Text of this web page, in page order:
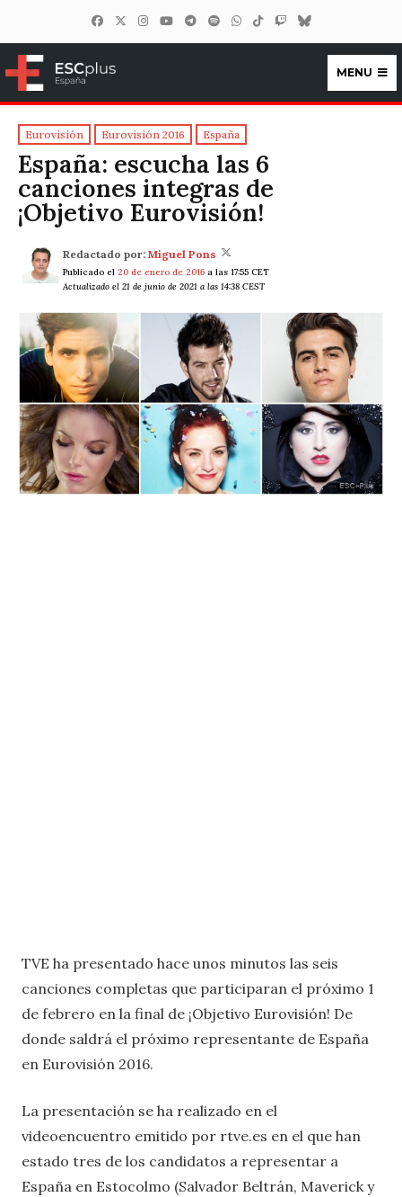
ESCplus España
MENU
Eurovisión Eurovisión 2016 España
España: escucha las 6
canciones integras de
¡Objetivo Eurovisión!
Redactado por: Miguel Pons
Publicado el 20 de enero de 2016 a las 17:55 CET
Actualizado el 21 de junio de 2021 a las 14:38 CEST
TVE ha presentado hace unos minutos las seis
canciones completas que participaran el próximo 1
de febrero en la final de ¡Objetivo Eurovisión! De
donde saldrá el próximo representante de España
en Eurovisión 2016.
La presentación se ha realizado en el
videoencuentro emitido por rtve.es en el que han
estado tres de los candidatos a representar a
España en Estocolmo (Salvador Beltrán, Maverick y